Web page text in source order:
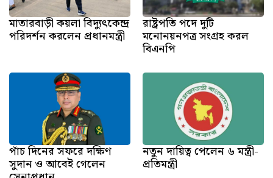
মাতারবাড়ী কয়লা বিদ্যুৎকেন্দ্র
পরিদর্শন করলেন প্রধানমন্ত্রী
রাষ্ট্রপতি পদে দুটি
মনোনয়নপত্র সংগ্রহ করল
বিএনপি
পাঁচ দিনের সফরে দক্ষিণ
সুদান ও আবেই গেলেন
নতুন দায়িত্ব পেলেন ৬ মন্ত্রী-
প্রতিমন্ত্রী